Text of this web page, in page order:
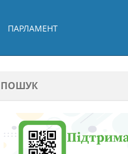
ПАРЛАМЕНТ